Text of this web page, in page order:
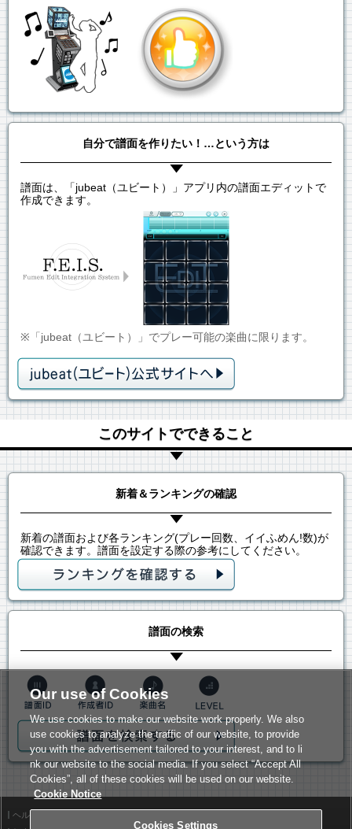
自分で譜面を作りたい！…という方は
譜面は、「jubeat（ユビート）」アプリ内の譜面エディットで
作成できます。
※「jubeat（ユビート）」でプレー可能の楽曲に限ります。
このサイトでできること
新着＆ランキングの確認
新着の譜面および各ランキング(プレー回数、イイふめん!数)が
確認できます。譜面を設定する際の参考にしてください。
譜面の検索
ヘルプ
Our use of Cookies
We use cookies to make our website work properly. We also
use cookies to analyze the traffic of our website, to provide
you with the advertisement tailored to your interest, and to li
nk our website to the social media. If you select “Accept All
Cookies”, all of these cookies will be used on our website.
Cookie Notice
Cookies Settings